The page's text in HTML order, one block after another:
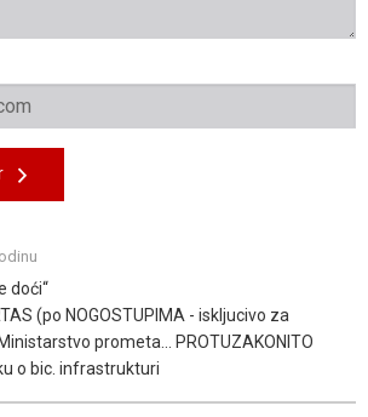
doći“
(po NOGOSTUPIMA - iskljucivo za
prometa... PROTUZAKONITO
o bic. infrastrukturi